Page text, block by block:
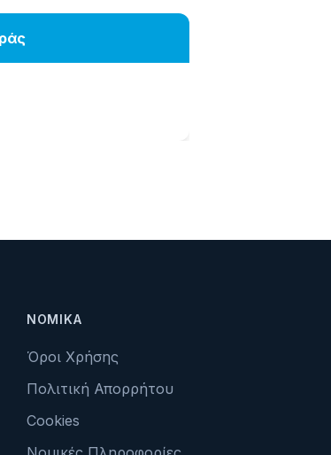
ΝΟΜΙΚΆ
Όροι Χρήσης
Πολιτική Απορρήτου
Cookies